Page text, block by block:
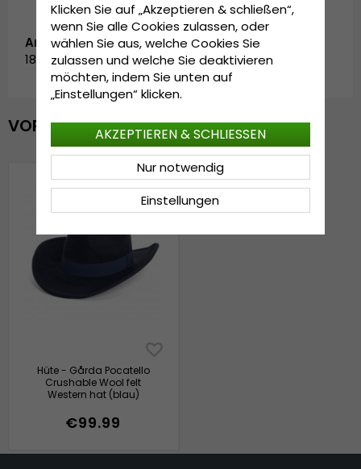
Artikelnummer:
181014N.blue-2
VOR KURZEM ANGESEHEN
Hüte - Gårda Pocatello
Crushable Wool felt
Western hat (blau)
€99.99
Klicken Sie auf „Akzeptieren & schließen“,
wenn Sie alle Cookies zulassen, oder
wählen Sie aus, welche Cookies Sie
zulassen und welche Sie deaktivieren
möchten, indem Sie unten auf
„Einstellungen“ klicken.
Einstellungen
Nur notwendig
AKZEPTIEREN & SCHLIESSEN